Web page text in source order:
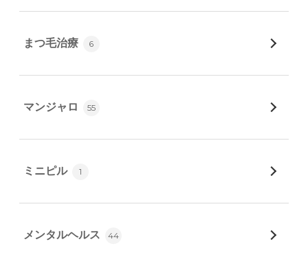
まつ毛治療 6
マンジャロ 55
ミニピル 1
メンタルヘルス 44